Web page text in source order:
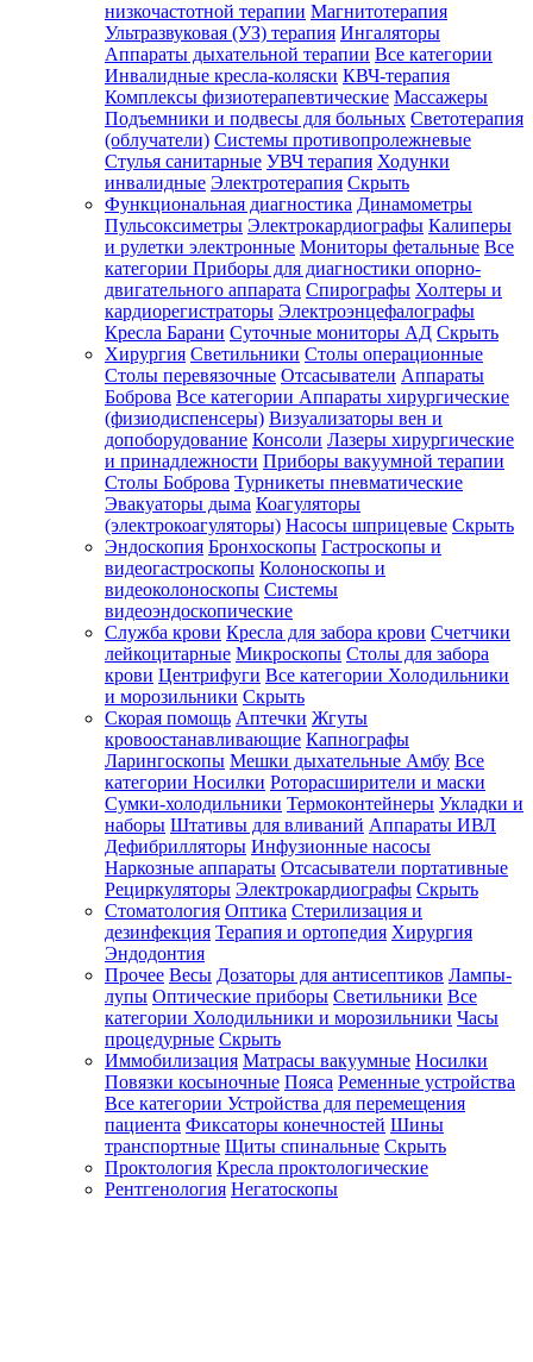
низкочастотной терапии Магнитотерапия
Ультразвуковая (УЗ) терапия Ингаляторы
Аппараты дыхательной терапии Все категории
Инвалидные кресла-коляски КВЧ-терапия
Комплексы физиотерапевтические Массажеры
Подъемники и подвесы для больных Светотерапия
(облучатели) Системы противопролежневые
Стулья санитарные УВЧ терапия Ходунки
инвалидные Электротерапия Скрыть
Функциональная диагностика Динамометры
Пульсоксиметры Электрокардиографы Калиперы
и рулетки электронные Мониторы фетальные Все
категории Приборы для диагностики опорно-
двигательного аппарата Спирографы Холтеры и
кардиорегистраторы Электроэнцефалографы
Кресла Барани Суточные мониторы АД Скрыть
Хирургия Светильники Столы операционные
Столы перевязочные Отсасыватели Аппараты
Боброва Все категории Аппараты хирургические
(физиодиспенсеры) Визуализаторы вен и
допоборудование Консоли Лазеры хирургические
и принадлежности Приборы вакуумной терапии
Столы Боброва Турникеты пневматические
Эвакуаторы дыма Коагуляторы
(электрокоагуляторы) Насосы шприцевые Скрыть
Эндоскопия Бронхоскопы Гастроскопы и
видеогастроскопы Колоноскопы и
видеоколоноскопы Системы
видеоэндоскопические
Служба крови Кресла для забора крови Счетчики
лейкоцитарные Микроскопы Столы для забора
крови Центрифуги Все категории Холодильники
и морозильники Скрыть
Скорая помощь Аптечки Жгуты
кровоостанавливающие Капнографы
Ларингоскопы Мешки дыхательные Амбу Все
категории Носилки Роторасширители и маски
Сумки-холодильники Термоконтейнеры Укладки и
наборы Штативы для вливаний Аппараты ИВЛ
Дефибрилляторы Инфузионные насосы
Наркозные аппараты Отсасыватели портативные
Рециркуляторы Электрокардиографы Скрыть
Стоматология Оптика Стерилизация и
дезинфекция Терапия и ортопедия Хирургия
Эндодонтия
Прочее Весы Дозаторы для антисептиков Лампы-
лупы Оптические приборы Светильники Все
категории Холодильники и морозильники Часы
процедурные Скрыть
Иммобилизация Матрасы вакуумные Носилки
Повязки косыночные Пояса Ременные устройства
Все категории Устройства для перемещения
пациента Фиксаторы конечностей Шины
транспортные Щиты спинальные Скрыть
Проктология Кресла проктологические
Рентгенология Негатоскопы